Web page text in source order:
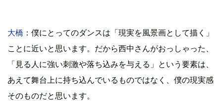
大橋 ：僕にとってのダンスは「現実を風景画として描く」
ことに近いと思います。だから西中さんがおっしゃった、
「見る人に強い刺激や落ち込みを与える」という要素は、
あえて舞台上に持ち込んでいるものではなく、僕の現実感
そのものだと思います。